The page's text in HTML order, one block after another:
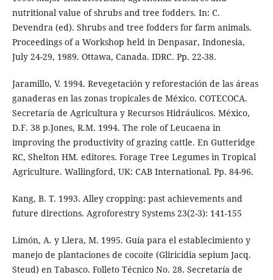
nutritional value of shrubs and tree fodders. In: C.
Devendra (ed). Shrubs and tree fodders for farm animals.
Proceedings of a Workshop held in Denpasar, Indonesia,
July 24-29, 1989. Ottawa, Canada. IDRC. Pp. 22-38.
Jaramillo, V. 1994. Revegetación y reforestación de las áreas
ganaderas en las zonas tropicales de México. COTECOCA.
Secretaría de Agricultura y Recursos Hidráulicos. México,
D.F. 38 p.Jones, R.M. 1994. The role of Leucaena in
improving the productivity of grazing cattle. En Gutteridge
RC, Shelton HM. editores. Forage Tree Legumes in Tropical
Agriculture. Wallingford, UK: CAB International. Pp. 84-96.
Kang, B. T. 1993. Alley cropping: past achievements and
future directions. Agroforestry Systems 23(2-3): 141-155
Limón, A. y Llera, M. 1995. Guía para el establecimiento y
manejo de plantaciones de cocoíte (Gliricidia sepium Jacq.
Steud) en Tabasco. Folleto Técnico No. 28. Secretaría de